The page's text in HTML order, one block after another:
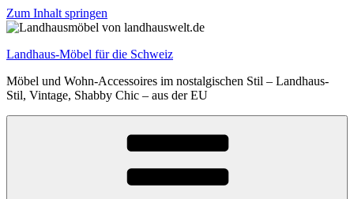
Zum Inhalt springen
Landhaus-Möbel für die Schweiz
Möbel und Wohn-Accessoires im nostalgischen Stil – Landhaus-
Stil, Vintage, Shabby Chic – aus der EU